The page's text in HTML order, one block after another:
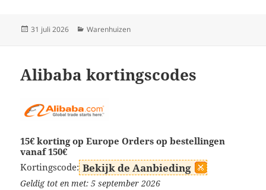
Geplaatst
31 juli 2026 Categorieën
Warenhuizen
Alibaba kortingscodes
15€ korting op Europe Orders op bestellingen
vanaf 150€
Kortingscode: Bekijk de Aanbieding
Geldig tot en met: 5 september 2026